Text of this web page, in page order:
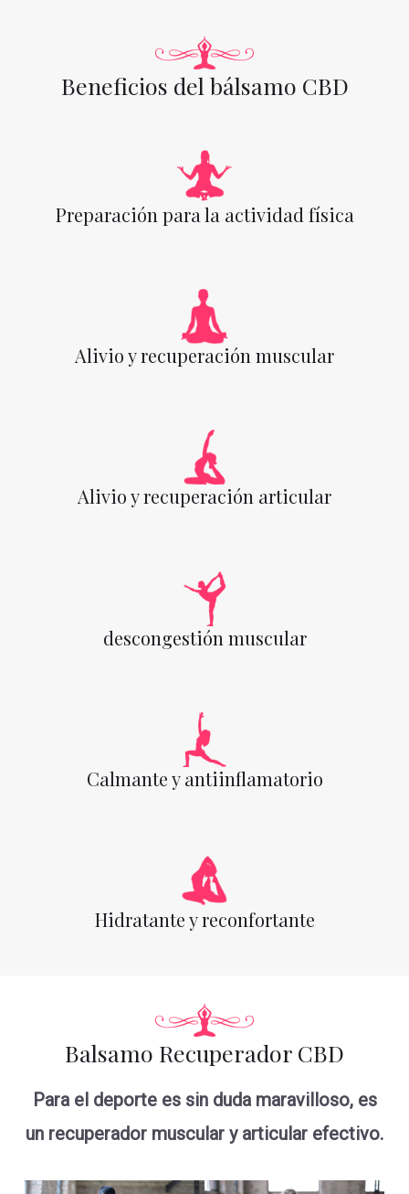
Beneficios del bálsamo CBD
Preparación para la actividad física
Alivio y recuperación muscular
Alivio y recuperación articular
descongestión muscular
Calmante y antiinflamatorio
Hidratante y reconfortante
Balsamo Recuperador CBD
Para el deporte es sin duda maravilloso, es
un recuperador muscular y articular efectivo.